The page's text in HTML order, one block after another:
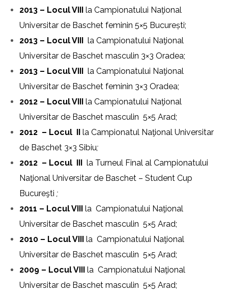
2013 – Locul VIII la Campionatului Naţional
Universitar de Baschet feminin 5×5 București;
2013 – Locul VIII la Campionatului Naţional
Universitar de Baschet masculin 3×3 Oradea;
2013 – Locul VIII la Campionatului Naţional
Universitar de Baschet feminin 3×3 Oradea;
2012 – Locul VIII la Campionatului Naţional
Universitar de Baschet masculin 5×5 Arad;
2012 – Locul II la Campionatul Naţional Universitar
de Baschet 3×3 Sibiu;
2012 – Locul III la Turneul Final al Campionatului
Naţional Universitar de Baschet – Student Cup
Bucureşti ;
2011 – Locul VIII la Campionatului Naţional
Universitar de Baschet masculin 5×5 Arad;
2010 – Locul VIII la Campionatului Naţional
Universitar de Baschet masculin 5×5 Arad;
2009 – Locul VIII la Campionatului Naţional
Universitar de Baschet masculin 5×5 Arad;